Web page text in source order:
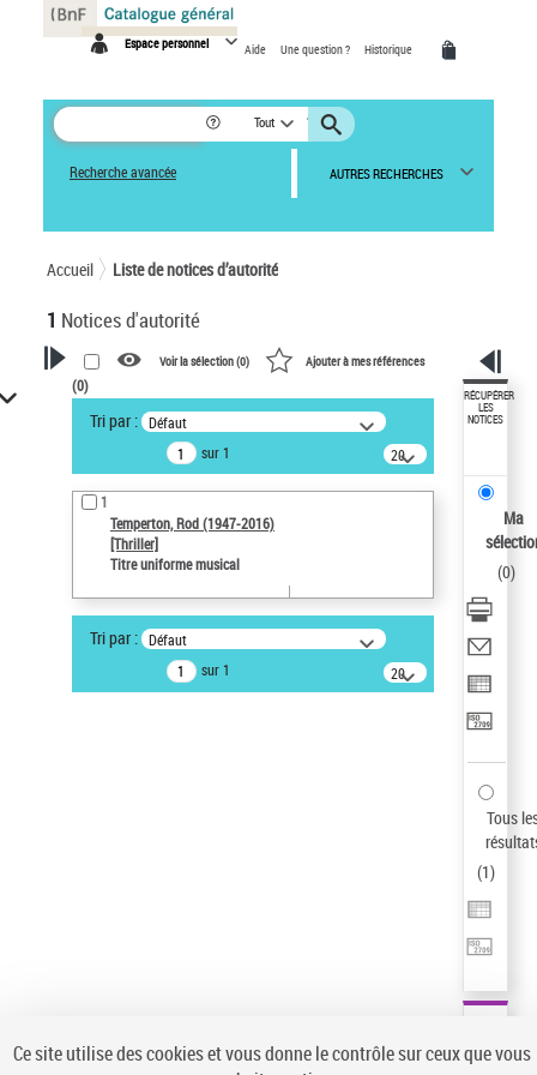
Espace personnel Aide Une question ? Historique
Tout
Recherche avancée AUTRES RECHERCHES
Accueil Liste de notices d’autorité
1 Notices d'autorité
VOTRE RECHERCHE
Recherche avancée dans les
notices d’autorité
Œuvres liées à l'auteur :
Temperton, Rod (1947-2016)
Type de notice d'autorité
Titre uniforme musical
Auteur d’œuvre
Voir la sélection (0) Ajouter à mes références
(0)
Tri par : Défaut
sur 1
20
résultats/page
1
Temperton, Rod (1947-2016)
[Thriller]
Titre uniforme musical
Tri par : Défaut
sur 1
20
résultats/page
RÉCUPÉRER
LES
NOTICES
Ma
(0)
Tous
(1)
Panneau de gestion des cookies
Ce site utilise des cookies et vous donne le contrôle sur ceux que vous